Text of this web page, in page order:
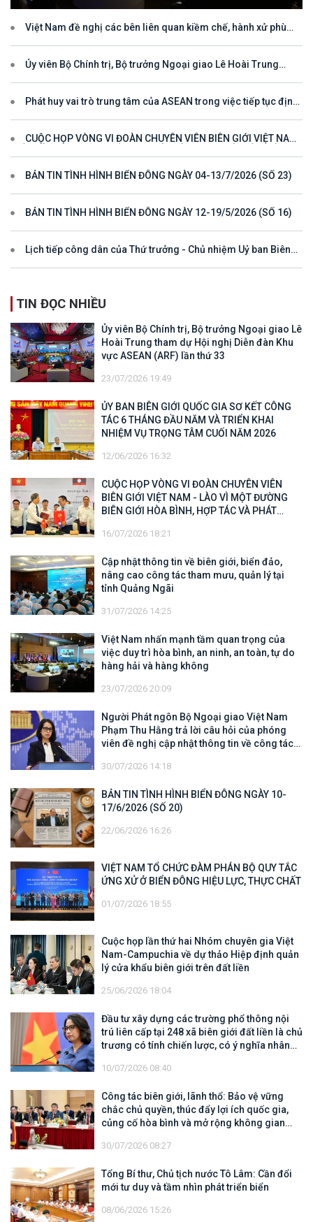
không
Việt Nam đề nghị các bên liên quan kiềm chế, hành xử phù
phán đối với vùng đặc quyền kinh tế và thềm lục địa của quốc gia
ven biển
Ủy viên Bộ Chính trị, Bộ trưởng Ngoại giao Lê Hoài Trung
Phát huy vai trò trung tâm của ASEAN trong việc tiếp tục định
CUỘC HỌP VÒNG VI ĐOÀN CHUYÊN VIÊN BIÊN GIỚI VIỆT NAM
TRIỂN
BẢN TIN TÌNH HÌNH BIỂN ĐÔNG NGÀY 04-13/7/2026 (SỐ 23)
BẢN TIN TÌNH HÌNH BIỂN ĐÔNG NGÀY 12-19/5/2026 (SỐ 16)
Lịch tiếp công dân của Thứ trưởng - Chủ nhiệm Uỷ ban Biên
TIN ĐỌC NHIỀU
Ủy viên Bộ Chính trị, Bộ trưởng Ngoại giao Lê
Hoài Trung tham dự Hội nghị Diễn đàn Khu
vực ASEAN (ARF) lần thứ 33
23/07/2026 19:49
ỦY BAN BIÊN GIỚI QUỐC GIA SƠ KẾT CÔNG
TÁC 6 THÁNG ĐẦU NĂM VÀ TRIỂN KHAI
NHIỆM VỤ TRỌNG TÂM CUỐI NĂM 2026
12/06/2026 16:32
CUỘC HỌP VÒNG VI ĐOÀN CHUYÊN VIÊN
BIÊN GIỚI VIỆT NAM - LÀO VÌ MỘT ĐƯỜNG
BIÊN GIỚI HÒA BÌNH, HỢP TÁC VÀ PHÁT
16/07/2026 18:21
Cập nhật thông tin về biên giới, biển đảo,
nâng cao công tác tham mưu, quản lý tại
tỉnh Quảng Ngãi
31/07/2026 14:25
Việt Nam nhấn mạnh tầm quan trọng của
việc duy trì hòa bình, an ninh, an toàn, tự do
hàng hải và hàng không
23/07/2026 20:09
Người Phát ngôn Bộ Ngoại giao Việt Nam
Phạm Thu Hằng trả lời câu hỏi của phóng
viên đề nghị cập nhật thông tin về công tác
trên tàu Khôi Nguyên 18
30/07/2026 14:18
BẢN TIN TÌNH HÌNH BIỂN ĐÔNG NGÀY 10-
17/6/2026 (SỐ 20)
22/06/2026 16:26
VIỆT NAM TỔ CHỨC ĐÀM PHÁN BỘ QUY TẮC
ỨNG XỬ Ở BIỂN ĐÔNG HIỆU LỰC, THỰC CHẤT
01/07/2026 18:55
Cuộc họp lần thứ hai Nhóm chuyên gia Việt
Nam-Campuchia về dự thảo Hiệp định quản
lý cửa khẩu biên giới trên đất liền
25/06/2026 18:04
Đầu tư xây dựng các trường phổ thông nội
trú liên cấp tại 248 xã biên giới đất liền là chủ
trương có tính chiến lược, có ý nghĩa nhân
10/07/2026 08:40
Công tác biên giới, lãnh thổ: Bảo vệ vững
chắc chủ quyền, thúc đẩy lợi ích quốc gia,
củng cố hòa bình và mở rộng không gian
30/07/2026 08:27
Tổng Bí thư, Chủ tịch nước Tô Lâm: Cần đổi
mới tư duy và tầm nhìn phát triển biển
08/06/2026 15:26